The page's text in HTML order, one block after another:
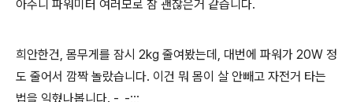
아주니 파워미터 여러모로 참 괜찮은거 같습니다.
희안한건, 몸무게를 잠시 2kg 줄여봤는데, 대번에 파워가 20W 정
도 줄어서 깜짝 놀랐습니다. 이건 뭐 몸이 살 안빼고 자전거 타는
법을 익혔나봅니다. -_-;;;